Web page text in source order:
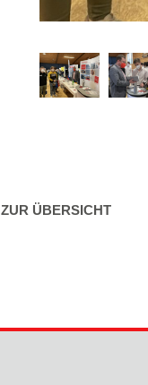
ZUR ÜBERSICHT